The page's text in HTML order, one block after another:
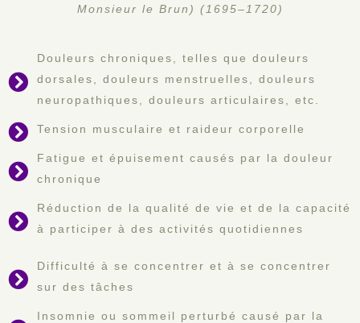
Monsieur le Brun) (1695–1720)
Douleurs chroniques, telles que douleurs
dorsales, douleurs menstruelles, douleurs
neuropathiques, douleurs articulaires, etc.
Tension musculaire et raideur corporelle
Fatigue et épuisement causés par la douleur
chronique
Réduction de la qualité de vie et de la capacité
à participer à des activités quotidiennes
Difficulté à se concentrer et à se concentrer
sur des tâches
Insomnie ou sommeil perturbé causé par la